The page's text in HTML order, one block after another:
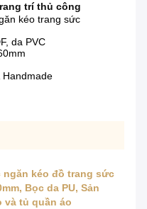
trí thủ công
kéo trang sức
da PVC
Handmade
ngăn kéo đồ trang sức
Bọc da PU, Sản
và tủ quần áo